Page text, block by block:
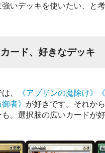
いデッキを使いたい、と考
ード、好きなデッキ
、 《アブザンの魔除け》
者》 が好きです。それか
。選択肢の広いカードが好